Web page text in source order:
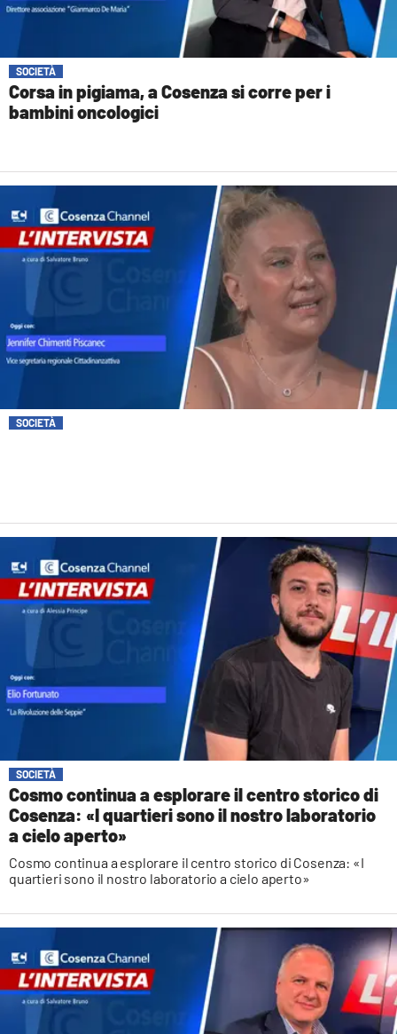
SOCIETÀ
Corsa in pigiama, a Cosenza si corre per i
bambini oncologici
SOCIETÀ
SOCIETÀ
Cosmo continua a esplorare il centro storico di
Cosenza: «I quartieri sono il nostro laboratorio
a cielo aperto»
Cosmo continua a esplorare il centro storico di Cosenza: «I
quartieri sono il nostro laboratorio a cielo aperto»